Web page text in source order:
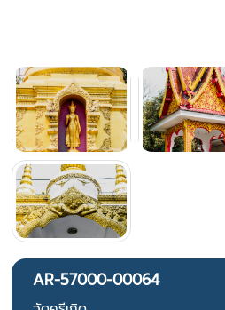
AR-57000-00064